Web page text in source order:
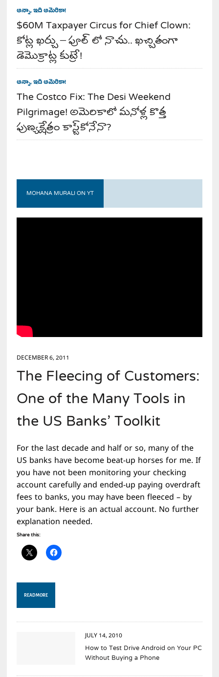
అన్నా, ఇది అమెరికా!
$60M Taxpayer Circus for Chief Clown:
కోట్ల ఖర్చు – పూల్ లో నాచు.. ఖచ్చితంగా
డెమొక్రాట్ల కుట్రే!
అన్నా, ఇది అమెరికా!
The Costco Fix: The Desi Weekend
Pilgrimage! అమెరికాలో మనోళ్ల కొత్త
పుణ్యక్షేత్రం కాస్ట్‌కోనేనా?
MOHANA MURALI ON YT
DECEMBER 6, 2011
The Fleecing of Customers:
One of the Many Tools in
the US Banks’ Toolkit
For the last decade and half or so, many of the
US banks have become beat-up horses for me. If
you have not been monitoring your checking
account carefully and ended-up paying overdraft
fees to banks, you may have been fleeced – by
your bank. Here is an actual account. No further
explanation needed.
Share this:
READ MORE
JULY 14, 2010
How to Test Drive Android on Your PC
Without Buying a Phone